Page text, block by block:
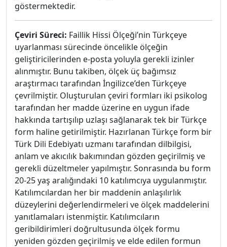
göstermektedir.
Çeviri Süreci: Faillik Hissi Ölçeği’nin Türkçeye
uyarlanması sürecinde öncelikle ölçeğin
geliştiricilerinden e-posta yoluyla gerekli izinler
alınmıştır. Bunu takiben, ölçek üç bağımsız
araştırmacı tarafından İngilizce’den Türkçeye
çevrilmiştir. Oluşturulan çeviri formları iki psikolog
tarafından her madde üzerine en uygun ifade
hakkında tartışılıp uzlaşı sağlanarak tek bir Türkçe
form haline getirilmiştir. Hazırlanan Türkçe form bir
Türk Dili Edebiyatı uzmanı tarafından dilbilgisi,
anlam ve akıcılık bakımından gözden geçirilmiş ve
gerekli düzeltmeler yapılmıştır. Sonrasında bu form
20-25 yaş aralığındaki 10 katılımcıya uygulanmıştır.
Katılımcılardan her bir maddenin anlaşılırlık
düzeylerini değerlendirmeleri ve ölçek maddelerini
yanıtlamaları istenmiştir. Katılımcıların
geribildirimleri doğrultusunda ölçek formu
yeniden gözden geçirilmiş ve elde edilen formun